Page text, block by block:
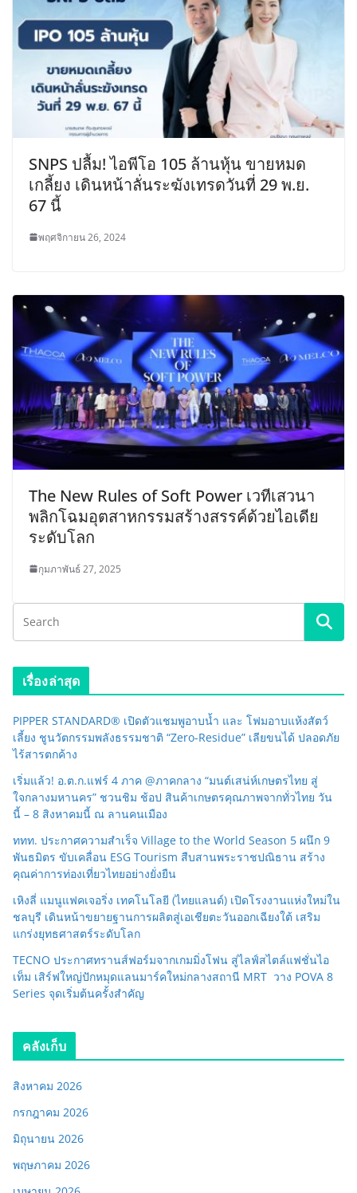
SNPS ปลื้ม! ไอพีโอ 105 ล้านหุ้น ขายหมด
เกลี้ยง เดินหน้าลั่นระฆังเทรดวันที่ 29 พ.ย.
67 นี้
พฤศจิกายน 26, 2024
The New Rules of Soft Power เวทีเสวนา
พลิกโฉมอุตสาหกรรมสร้างสรรค์ด้วยไอเดีย
ระดับโลก
กุมภาพันธ์ 27, 2025
เรื่องล่าสุด
PIPPER STANDARD® เปิดตัวแชมพูอาบน้ำ และ โฟมอาบแห้งสัตว์
เลี้ยง ชูนวัตกรรมพลังธรรมชาติ “Zero-Residue” เลียขนได้ ปลอดภัย
ไร้สารตกค้าง
เริ่มแล้ว! อ.ต.ก.แฟร์ 4 ภาค @ภาคกลาง “มนต์เสน่ห์เกษตรไทย สู่
ใจกลางมหานคร” ชวนชิม ช้อป สินค้าเกษตรคุณภาพจากทั่วไทย วัน
นี้ – 8 สิงหาคมนี้ ณ ลานคนเมือง
ททท. ประกาศความสำเร็จ Village to the World Season 5 ผนึก 9
พันธมิตร ขับเคลื่อน ESG Tourism สืบสานพระราชปณิธาน สร้าง
คุณค่าการท่องเที่ยวไทยอย่างยั่งยืน
เหิงลี่ แมนูแฟคเจอริ่ง เทคโนโลยี (ไทยแลนด์) เปิดโรงงานแห่งใหม่ใน
ชลบุรี เดินหน้าขยายฐานการผลิตสู่เอเชียตะวันออกเฉียงใต้ เสริม
แกร่งยุทธศาสตร์ระดับโลก
TECNO ประกาศทรานส์ฟอร์มจากเกมมิ่งโฟน สู่ไลฟ์สไตล์แฟชั่นไอ
เท็ม เสิร์ฟใหญ่ปักหมุดแลนมาร์คใหม่กลางสถานี MRT วาง POVA 8
Series จุดเริ่มต้นครั้งสำคัญ
คลังเก็บ
สิงหาคม 2026
กรกฎาคม 2026
มิถุนายน 2026
พฤษภาคม 2026